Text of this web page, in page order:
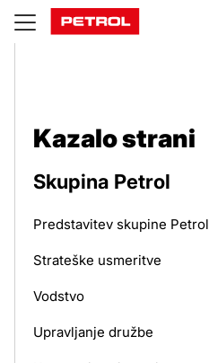
Kazalo
Kazalo strani
Skupina Petrol
Predstavitev skupine Petrol
Strateške usmeritve
Vodstvo
Upravljanje družbe